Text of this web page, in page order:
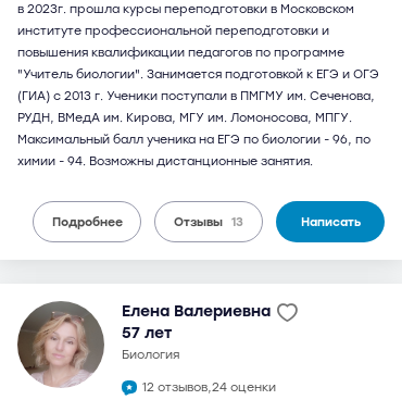
в 2023г. прошла курсы переподготовки в Московском
институте профессиональной переподготовки и
повышения квалификации педагогов по программе
"Учитель биологии". Занимается подготовкой к ЕГЭ и ОГЭ
(ГИА) с 2013 г. Ученики поступали в ПМГМУ им. Сеченова,
РУДН, ВМедА им. Кирова, МГУ им. Ломоносова, МПГУ.
Максимальный балл ученика на ЕГЭ по биологии - 96, по
химии - 94. Возможны дистанционные занятия.
Подробнее Отзывы 13 Написать
Елена Валериевна
57 лет
биология
12 отзывов,24 оценки